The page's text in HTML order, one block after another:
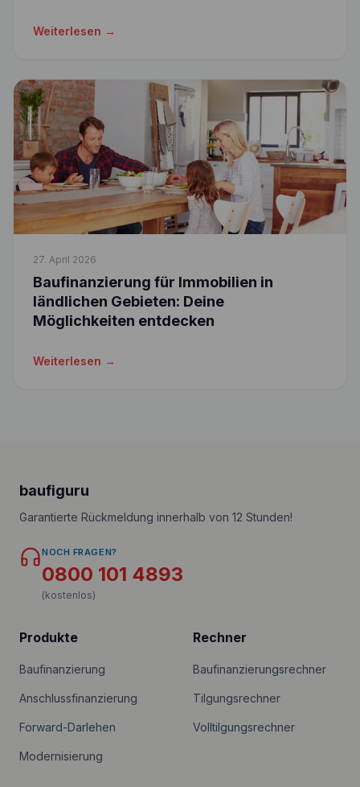
Weiterlesen →
27. April 2026
Baufinanzierung für Immobilien in
ländlichen Gebieten: Deine
Möglichkeiten entdecken
Weiterlesen →
baufiguru
Garantierte Rückmeldung innerhalb von 12 Stunden!
NOCH FRAGEN?
0800 101 4893
(kostenlos)
Produkte
Baufinanzierung
Anschlussfinanzierung
Forward-Darlehen
Modernisierung
Rechner
Baufinanzierungsrechner
Tilgungsrechner
Volltilgungsrechner